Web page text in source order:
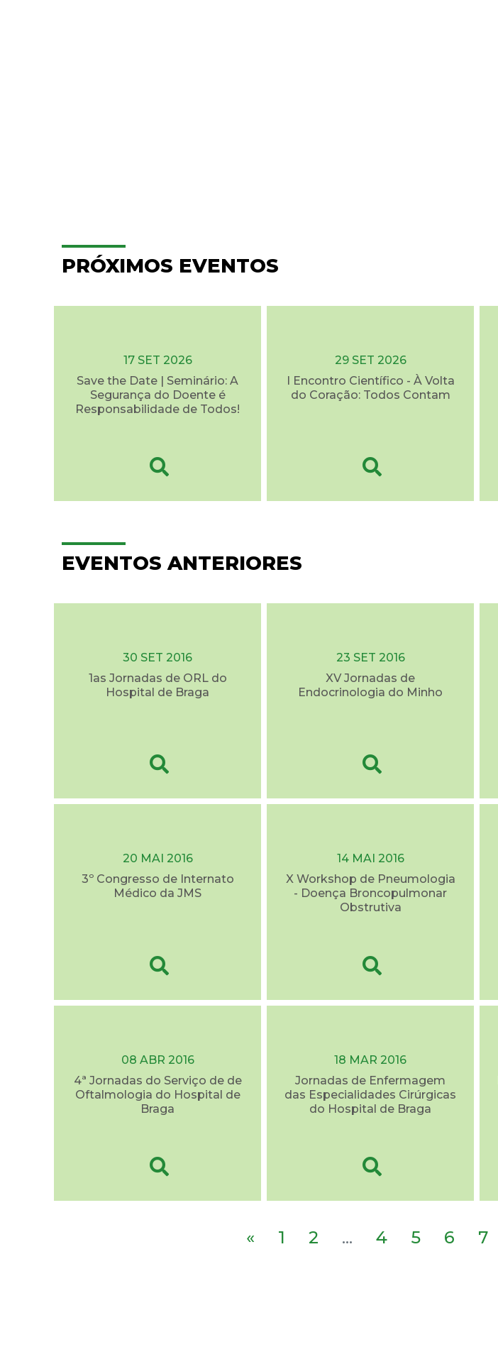
PRÓXIMOS EVENTOS
17 SET 2026
Save the Date | Seminário: A
Segurança do Doente é
Responsabilidade de Todos!
29 SET 2026
I Encontro Científico - À Volta
do Coração: Todos Contam
EVENTOS ANTERIORES
30 SET 2016
1as Jornadas de ORL do
Hospital de Braga
23 SET 2016
XV Jornadas de
Endocrinologia do Minho
20 MAI 2016
3º Congresso de Internato
Médico da JMS
14 MAI 2016
X Workshop de Pneumologia
- Doença Broncopulmonar
Obstrutiva
08 ABR 2016
4ª Jornadas do Serviço de de
Oftalmologia do Hospital de
Braga
18 MAR 2016
Jornadas de Enfermagem
das Especialidades Cirúrgicas
do Hospital de Braga
« 1 2 ... 4 5 6 7